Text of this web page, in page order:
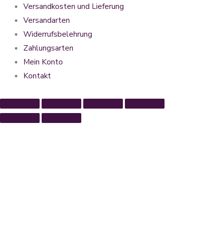
Versandkosten und Lieferung
Versandarten
Widerrufsbelehrung
Zahlungsarten
Mein Konto
Kontakt